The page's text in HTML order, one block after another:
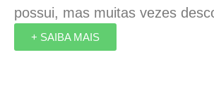
possui, mas muitas vezes
+ SAIBA MAIS